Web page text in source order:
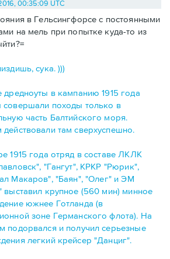
00:35:09 UTC
в Гельсингфорсе с постоянными
на мель при попытке куда-то из
сука. )))
дредноуты в кампанию 1915 года
совершали походы только в
часть Балтийского моря.
там сверхуспешно.
1915 года отряд в составе ЛКЛК
"Гангут", КРКР "Рюрик",
Макаров", "Баян", "Олег" и ЭМ
выставил крупное (560 мин) минное
южнее Готланда (в
зоне Германского флота). На
подорвался и получил серьезные
легкий крейсер "Данциг".